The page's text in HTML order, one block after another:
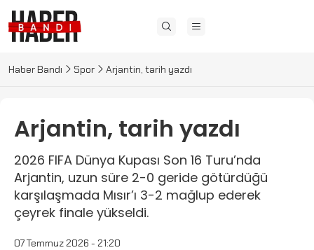
Haber Bandı Spor Arjantin, tarih yazdı
Arjantin, tarih yazdı
2026 FIFA Dünya Kupası Son 16 Turu’nda
Arjantin, uzun süre 2-0 geride götürdüğü
karşılaşmada Mısır’ı 3-2 mağlup ederek
çeyrek finale yükseldi.
07 Temmuz 2026 - 21:20